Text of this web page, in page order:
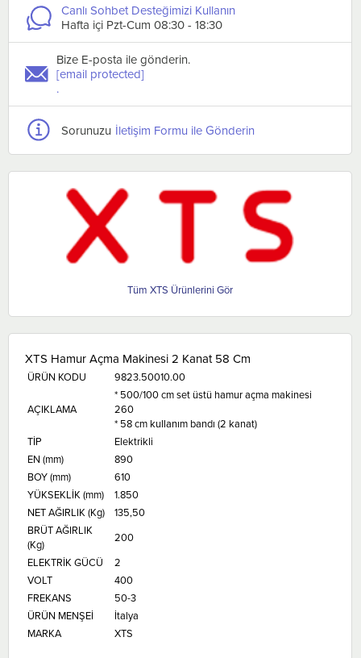
Canlı Sohbet Desteğimizi Kullanın
Hafta içi Pzt-Cum 08:30 - 18:30
Bize E-posta ile gönderin.
[email protected]
.
Sorunuzu İletişim Formu ile Gönderin
XTS
XTS Hamur Açma Makinesi 2 Kanat 58 Cm
ÜRÜN KODU 9823.50010.00
AÇIKLAMA
* 500/100 cm set üstü hamur açma makinesi
260
* 58 cm kullanım bandı (2 kanat)
TİP
Elektrikli
EN (mm)
890
BOY (mm)
610
YÜKSEKLİK (mm)
1.850
NET AĞIRLIK (Kg)
135,50
BRÜT AĞIRLIK
(Kg)
200
ELEKTRİK GÜCÜ
2
VOLT
400
FREKANS
50-3
ÜRÜN MENŞEİ
İtalya
MARKA
XTS